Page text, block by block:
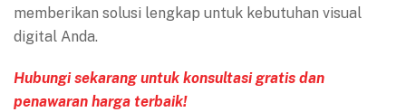
memberikan solusi lengkap untuk kebutuhan visual
digital Anda.
Hubungi sekarang untuk konsultasi gratis dan
penawaran harga terbaik!